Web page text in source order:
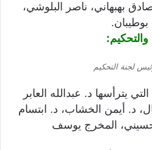
بهبهاني، ناصر البلوشي،
بوطيبان.
والتحكيم:
لجنة التحكيم
يترأسها د. عبدالله العابر
د. أيمن الخشاب، د. ابتسام
المخرج يوسف